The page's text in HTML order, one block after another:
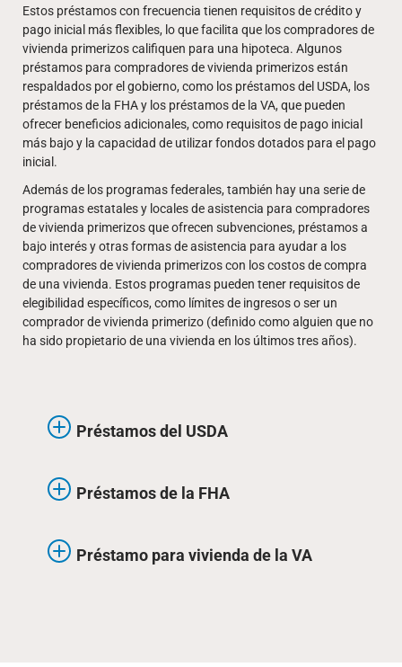
Estos préstamos con frecuencia tienen requisitos de crédito y
pago inicial más flexibles, lo que facilita que los compradores de
vivienda primerizos califiquen para una hipoteca. Algunos
préstamos para compradores de vivienda primerizos están
respaldados por el gobierno, como los préstamos del USDA, los
préstamos de la FHA y los préstamos de la VA, que pueden
ofrecer beneficios adicionales, como requisitos de pago inicial
más bajo y la capacidad de utilizar fondos dotados para el pago
inicial.
Además de los programas federales, también hay una serie de
programas estatales y locales de asistencia para compradores
de vivienda primerizos que ofrecen subvenciones, préstamos a
bajo interés y otras formas de asistencia para ayudar a los
compradores de vivienda primerizos con los costos de compra
de una vivienda. Estos programas pueden tener requisitos de
elegibilidad específicos, como límites de ingresos o ser un
comprador de vivienda primerizo (definido como alguien que no
ha sido propietario de una vivienda en los últimos tres años).
Préstamos del USDA
Préstamos de la FHA
Préstamo para vivienda de la VA